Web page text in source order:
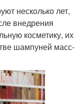
несколько лет,
внедрения
косметику, их
шампуней масс-